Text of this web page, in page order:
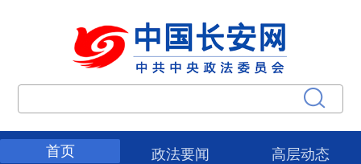
首页 政法要闻
高层动态